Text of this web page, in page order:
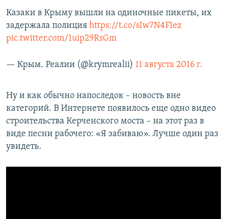
Казаки в Крыму вышли на одиночные пикеты, их
задержала полиция https://t.co/sIw7N4FIez
pic.twitter.com/1uip29RsGm
— Крым. Реалии (@krymrealii) 11 августа 2016 г.
Ну и как обычно напоследок – новость вне
категорий. В Интернете появилось еще одно видео
строительства Керченского моста – на этот раз в
виде песни рабочего: «Я забиваю». Лучше один раз
увидеть.